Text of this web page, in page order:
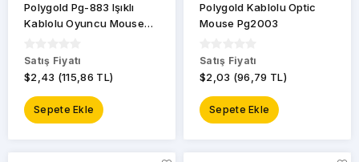
SRM1
Polygold Pg-883 Işıklı
Kablolu Oyuncu Mouse
Satış Fiyatı
$2,43 (115,86 TL)
Sepete Ekle
Polygold Kablolu Optic
Mouse Pg2003
Satış Fiyatı
$2,03 (96,79 TL)
Sepete Ekle